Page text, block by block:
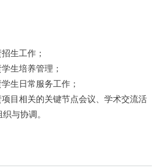
生工作；
生培养管理；
生日常服务工作；
目相关的关键节点会议、学术交流活
与协调。